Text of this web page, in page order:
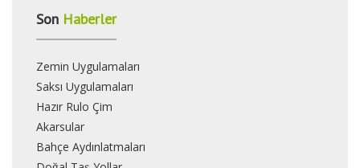
Son Haberler
Zemin Uygulamaları
Saksı Uygulamaları
Hazır Rulo Çim
Akarsular
Bahçe Aydınlatmaları